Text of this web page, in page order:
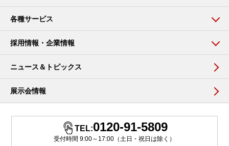
各種サービス
採用情報・企業情報
ニュース＆トピックス
展示会情報
TEL:0120-91-5809
受付時間 9:00～17:00（土日・祝日は除く）